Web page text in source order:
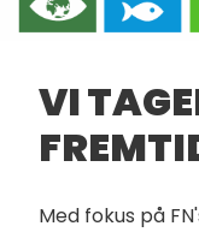
VI
Med fokus på